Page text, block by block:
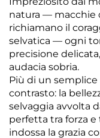
natura — macchie
richiamano il
selvatica — ogni
precisione
audacia sobria.
Più di un semplice
contrasto: la
selvaggia avvolta
perfetta tra forza
indossa la grazia